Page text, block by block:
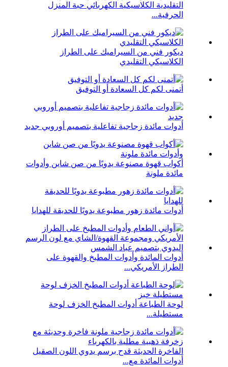
التقليدية الكلاسيكية الكهربائي حبة المنزل
الحرفية...
ديكور فني من السيراميك على الطراز
الكلاسيكي التقليدي
أتمنى لكم كل السعادة أو التوفيق
أدوات مائدة زجاجية تفاعلية بتصميم أوروبي جديد
أكواب قهوة مصنوعة يدويًا من صن شاين وأدوات
مائدة ملونة
أدوات مائدة زهور مطبوعة يدويًا للحديقة للهدايا
أدوات المائدة وأدوات المطبخ والقهوة على
الطراز الأمريكي...
لوحة الطباعة أدوات المطبخ الخزف لوحة
مستطيلة...
الفاخرة الحديثة قدح برسم يدوي اللون الصقيل
أدوات المائدة مع...